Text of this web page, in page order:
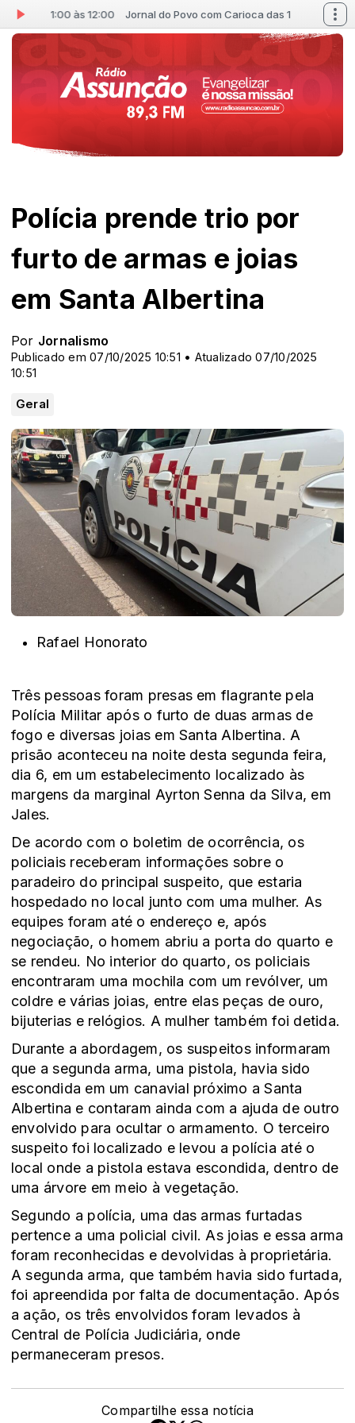
11:00 às 12:00 Jornal do Povo com Carioca das 11:00 às 12:00
Polícia prende trio por
furto de armas e joias
em Santa Albertina
Por Jornalismo
Publicado em 07/10/2025 10:51 • Atualizado 07/10/2025
10:51
Geral
Rafael Honorato
Três pessoas foram presas em flagrante pela
Polícia Militar após o furto de duas armas de
fogo e diversas joias em Santa Albertina. A
prisão aconteceu na noite desta segunda feira,
dia 6, em um estabelecimento localizado às
margens da marginal Ayrton Senna da Silva, em
Jales.
De acordo com o boletim de ocorrência, os
policiais receberam informações sobre o
paradeiro do principal suspeito, que estaria
hospedado no local junto com uma mulher. As
equipes foram até o endereço e, após
negociação, o homem abriu a porta do quarto e
se rendeu. No interior do quarto, os policiais
encontraram uma mochila com um revólver, um
coldre e várias joias, entre elas peças de ouro,
bijuterias e relógios. A mulher também foi detida.
Durante a abordagem, os suspeitos informaram
que a segunda arma, uma pistola, havia sido
escondida em um canavial próximo a Santa
Albertina e contaram ainda com a ajuda de outro
envolvido para ocultar o armamento. O terceiro
suspeito foi localizado e levou a polícia até o
local onde a pistola estava escondida, dentro de
uma árvore em meio à vegetação.
Segundo a polícia, uma das armas furtadas
pertence a uma policial civil. As joias e essa arma
foram reconhecidas e devolvidas à proprietária.
A segunda arma, que também havia sido furtada,
foi apreendida por falta de documentação. Após
a ação, os três envolvidos foram levados à
Central de Polícia Judiciária, onde
permaneceram presos.
Compartilhe essa notícia